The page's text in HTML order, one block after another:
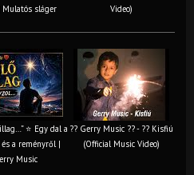
Mulatós sláger
Video)
⭐ Egy dal a
a reményről |
Music
?? Gerry Music ?? - ?? Kisfiú
(Official Music Video)